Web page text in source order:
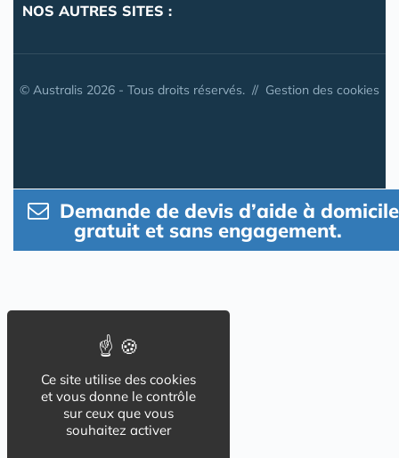
NOS AUTRES SITES :
© Australis 2026 - Tous droits réservés. // Gestion des cookies
Demande de devis d’aide à domicile
gratuit et sans engagement.
Ce site utilise des cookies
et vous donne le contrôle
sur ceux que vous
souhaitez activer